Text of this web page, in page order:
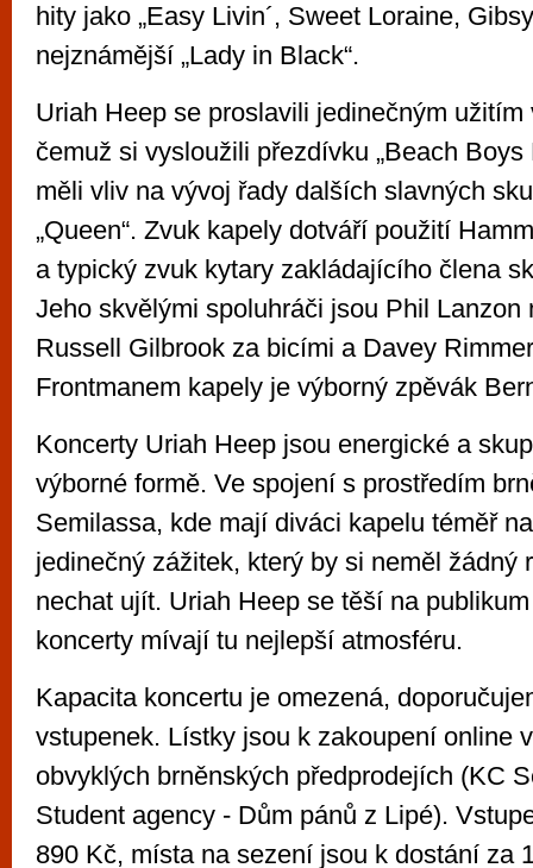
hity jako „Easy Livin´, Sweet Loraine,
nejznámější „Lady in Black“.
Uriah Heep se proslavili jedinečným užitím
čemuž si vysloužili přezdívku „Beach Boys
měli vliv na vývoj řady dalších slavných
„Queen“. Zvuk kapely dotváří použití
a typický zvuk kytary zakládajícího člena
Jeho skvělými spoluhráči jsou Phil Lanzon
Russell Gilbrook za bicími a Davey
Frontmanem kapely je výborný zpěvák
Koncerty Uriah Heep jsou energické a
výborné formě. Ve spojení s prostředím
Semilassa, kde mají diváci kapelu téměř
jedinečný zážitek, který by si neměl žádný
nechat ujít. Uriah Heep se těší na
koncerty mívají tu nejlepší atmosféru.
Kapacita koncertu je omezená,
vstupenek. Lístky jsou k zakoupení online
obvyklých brněnských předprodejích (KC
Student agency - Dům pánů z Lipé).
890 Kč, místa na sezení jsou k dostání za